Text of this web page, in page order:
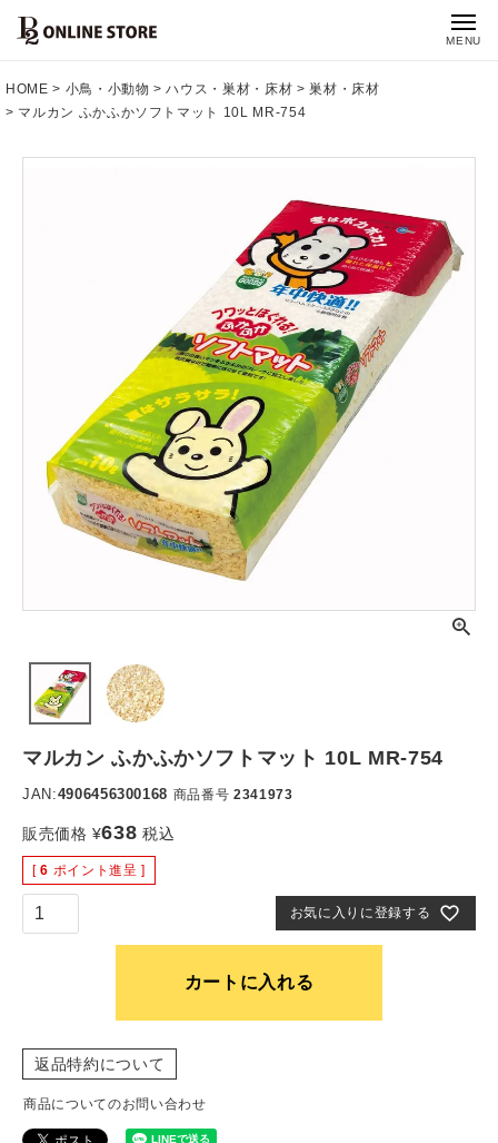
MENU
HOME 小鳥・小動物 ハウス・巣材・床材
巣材・床材
マルカン ふかふかソフトマット 10L MR-754
マルカン ふかふかソフトマット 10L MR-754
JAN:4906456300168 商品番号 2341973
販売価格 ¥638 税込
[ 6 ポイント進呈 ]
お気に入りに登録する
カートに入れる
返品特約について
商品についてのお問い合わせ